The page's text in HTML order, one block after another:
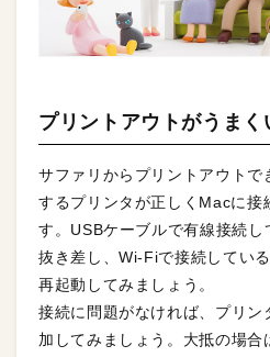
プリントアウトがうまく
サファリからプリントアウトで
するプリンタが正しくMacに接
す。USBケーブルで有線接続
抜き差し、Wi-Fiで接続してい
再起動してみましょう。
接続に問題がなければ、プリン
加してみましょう。大抵の場